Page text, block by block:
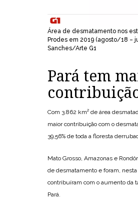
Área de desmatamento nos
Prodes em 2019 (agosto/18 –
Sanches/Arte G1
Pará tem
Com 3.862 km² de área
maior contribuição com o
39,56% de toda a floresta
Mato Grosso, Amazonas e
de desmatamento e foram,
contribuíram com o aumento da
Pará.